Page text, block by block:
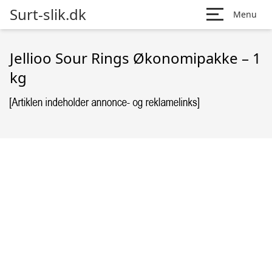
Surt-slik.dk Menu
Jellioo Sour Rings Økonomipakke – 1
kg